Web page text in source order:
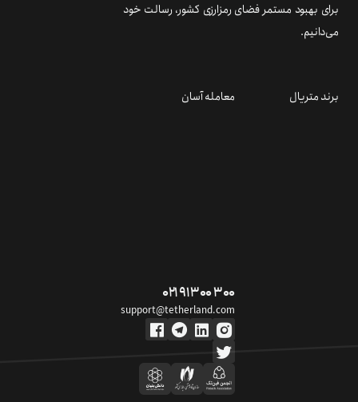
برای بهبود مستمر فضای رمزارزی کشور، رسالت خود
می‌دانیم.
برند متریال معامله آسان
۰۲۱ ۹۱ ۳۰۰ ۳۰۰
support@tetherland.com